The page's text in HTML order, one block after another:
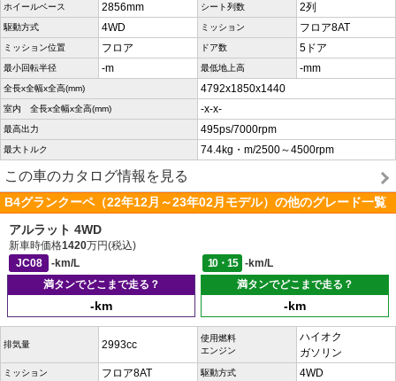
ホイールベース 2856mm シート列数 2列
駆動方式 4WD ミッション フロア8AT
ミッション位置 フロア ドア数 5ドア
最小回転半径 -m 最低地上高 -mm
全長x全幅x全高(mm) 4792x1850x1440
室内 全長x全幅x全高(mm) -x-x-
最高出力 495ps/7000rpm
最大トルク 74.4kg・m/2500～4500rpm
この車のカタログ情報を見る
B4グランクーペ（22年12月～23年02月モデル）の他のグレード一覧
アルラット 4WD
新車時価格1420万円(税込)
JC08
-km/L 10・15
-km/L
満タンでどこまで走る？
-km
満タンでどこまで走る？
-km
排気量 2993cc
使用燃料
エンジン
ハイオク
ガソリン
ミッション フロア8AT 駆動方式 4WD